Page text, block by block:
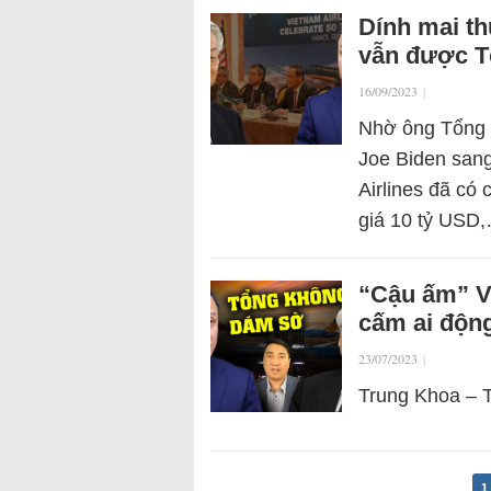
Dính mai
vẫn được
16/09/2023 |
Nhờ ông
Joe Biden
Airlines đã có
giá 10 tỷ
“Cậu ấm”
cấm ai
23/07/2023 |
Trung Khoa –
1